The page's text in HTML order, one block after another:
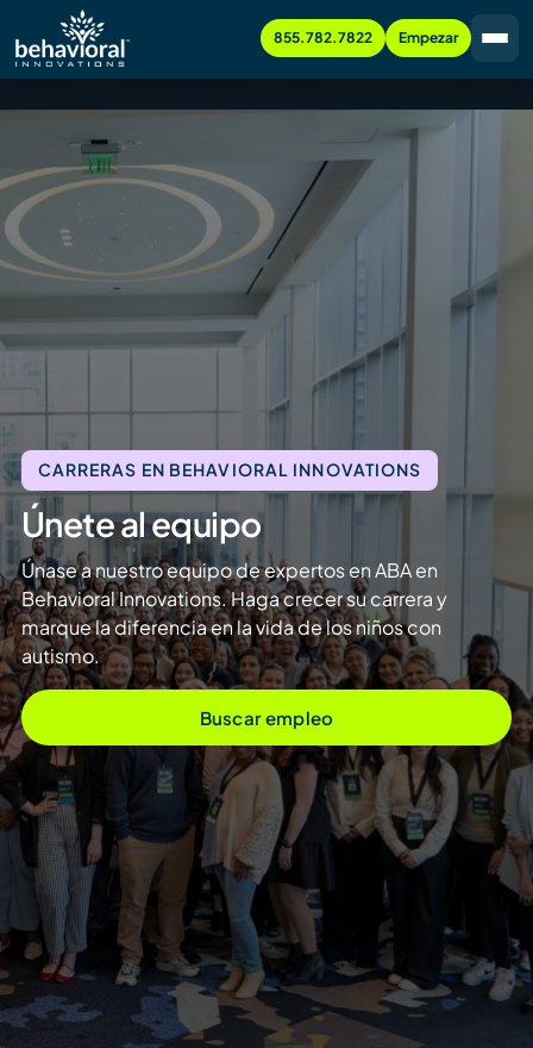
855.782.7822 Empezar
CARRERAS EN BEHAVIORAL INNOVATIONS
Únete al equipo
Únase a nuestro equipo de expertos en ABA en
Behavioral Innovations. Haga crecer su carrera y
marque la diferencia en la vida de los niños con
autismo.
Buscar empleo